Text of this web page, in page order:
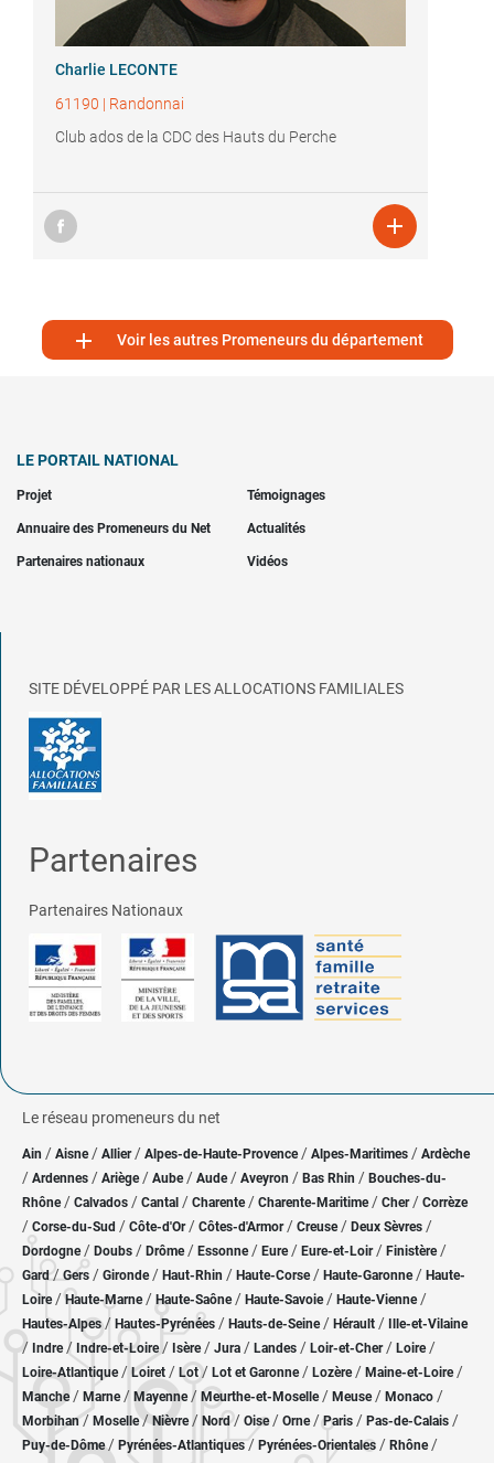
Charlie LECONTE
61190 | Randonnai
Club ados de la CDC des Hauts du Perche

 Voir les autres Promeneurs du département
LE PORTAIL NATIONAL
Projet Témoignages
Annuaire des Promeneurs du Net Actualités
Partenaires nationaux Vidéos
SITE DÉVELOPPÉ PAR LES ALLOCATIONS FAMILIALES
Partenaires
Partenaires Nationaux
Le réseau promeneurs du net
Ain / Aisne/ Allier/ Alpes-de-Haute-Provence / Alpes-Maritimes / Ardèche
/ Ardennes / Ariège/ Aube/ Aude / Aveyron / Bas Rhin / Bouches-du-
Rhône/ Calvados / Cantal / Charente / Charente-Maritime/ Cher / Corrèze
/ Corse-du-Sud / Côte-d'Or / Côtes-d'Armor/ Creuse/ Deux Sèvres /
Dordogne/ Doubs / Drôme/ Essonne / Eure/ Eure-et-Loir / Finistère/
Gard/Gers / Gironde/ Haut-Rhin / Haute-Corse/ Haute-Garonne/ Haute-
Loire/Haute-Marne/ Haute-Saône/ Haute-Savoie/ Haute-Vienne/
Hautes-Alpes/ Hautes-Pyrénées / Hauts-de-Seine/ Hérault / Ille-et-Vilaine
/ Indre/ Indre-et-Loire/ Isère/ Jura / Landes / Loir-et-Cher/ Loire/
Loire-Atlantique/ Loiret / Lot/ Lot et Garonne/ Lozère / Maine-et-Loire/
Manche/ Marne/ Mayenne/ Meurthe-et-Moselle/ Meuse/ Monaco /
Morbihan/ Moselle/ Nièvre / Nord/ Oise / Orne/Paris / Pas-de-Calais /
Puy-de-Dôme/ Pyrénées-Atlantiques / Pyrénées-Orientales / Rhône/